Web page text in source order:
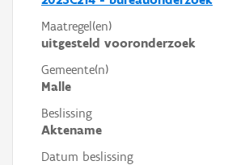
Maatregel(en)
uitgesteld vooronderzoek
Gemeente(n)
Malle
Beslissing
Aktename
Datum beslissing